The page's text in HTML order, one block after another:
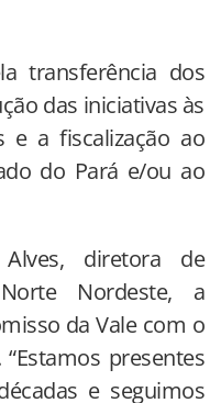
transferência dos
das iniciativas às
e a fiscalização ao
do Pará e/ou ao
diretora de
Nordeste, a
da Vale com o
presentes
e seguimos